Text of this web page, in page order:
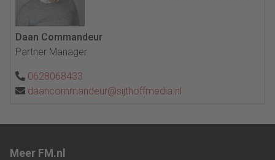
Daan Commandeur
Partner Manager
0628068433
daancommandeur@sijthoffmedia.nl
Meer FM.nl